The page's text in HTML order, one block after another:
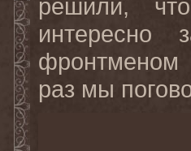
решили,
интересно
фронтменом
раз мы